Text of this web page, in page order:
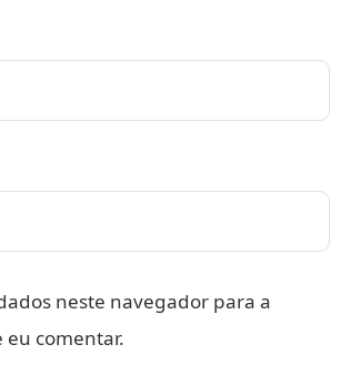
neste navegador para a
eu comentar.